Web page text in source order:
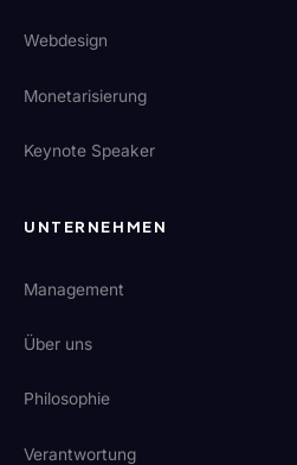
Webdesign
Monetarisierung
Keynote Speaker
UNTERNEHMEN
Management
Über uns
Philosophie
Verantwortung